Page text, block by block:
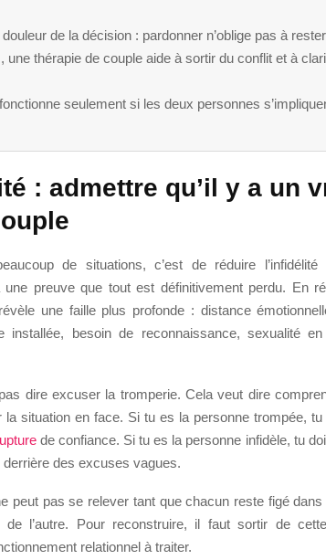
de la décision : pardonner n’oblige pas à
une thérapie de couple aide à sortir du conflit et à
seulement si les deux personnes
: admettre qu’il y a un
de situations, c’est de réduire
une preuve que tout est définitivement perdu. En
une faille plus profonde : distance
installée, besoin de reconnaissance, sexualité
dire excuser la tromperie. Cela veut dire
la situation en face. Si tu es la personne trompée,
de confiance. Si tu es la personne infidèle, tu
des excuses vagues.
peut pas se relever tant que chacun reste figé
de l’autre. Pour reconstruire, il faut sortir de
relationnel à traiter.